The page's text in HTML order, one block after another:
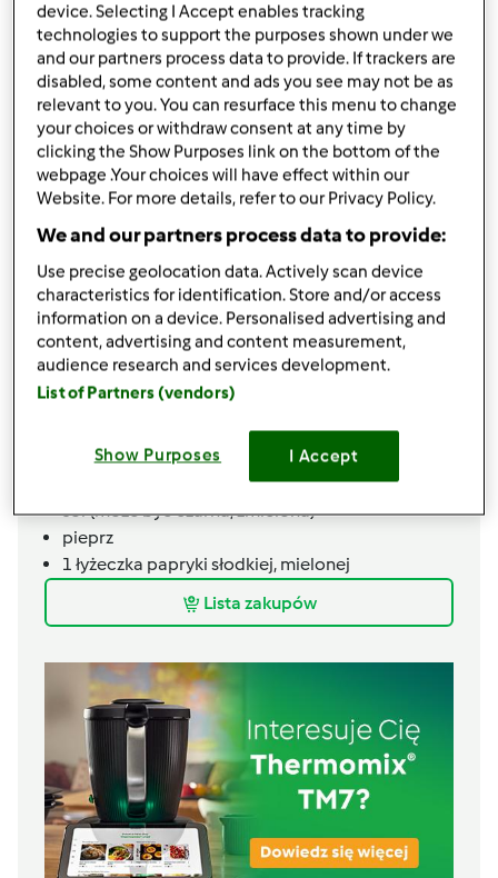
Stwórz wariant
Składniki
(dieta dr Dąbrowskiej)
300gkapusty kiszonej
800gwody
1marchew,pokrojona w ćwiartki, wzdłuż
1/2kalafiora,podzielonego na małe różyczki
1cebula
pęczek natki pietruszki
łyżkimajeranku, suszonego
sól (może być czarna, zmielona)
pieprz
1 łyżeczka papryki słodkiej, mielonej
Lista zakupów
device. Selecting I Accept enables tracking
technologies to support the purposes shown under we
and our partners process data to provide. If trackers are
disabled, some content and ads you see may not be as
relevant to you. You can resurface this menu to change
your choices or withdraw consent at any time by
clicking the Show Purposes link on the bottom of the
webpage .Your choices will have effect within our
Website. For more details, refer to our Privacy Policy.
We and our partners process data to provide:
Use precise geolocation data. Actively scan device
characteristics for identification. Store and/or access
information on a device. Personalised advertising and
content, advertising and content measurement,
audience research and services development.
List of Partners (vendors)
Show Purposes I Accept